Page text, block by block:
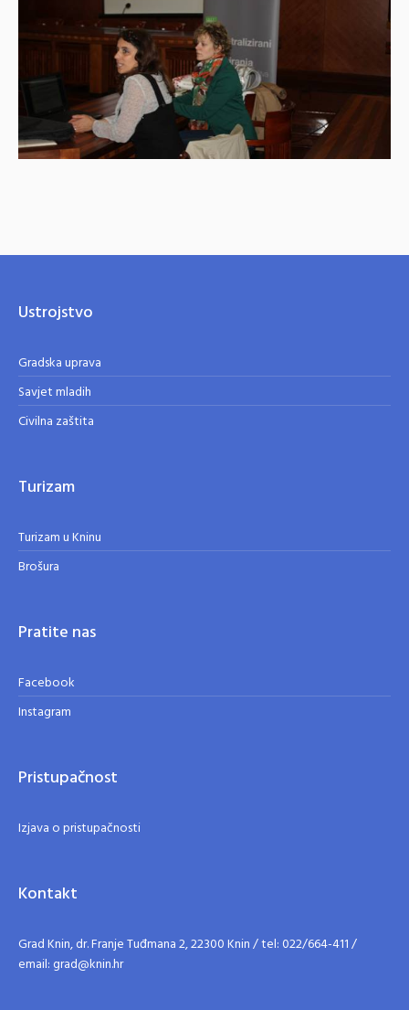
Ustrojstvo
Gradska uprava
Savjet mladih
Civilna zaštita
Turizam
Turizam u Kninu
Brošura
Pratite nas
Facebook
Instagram
Pristupačnost
Izjava o pristupačnosti
Kontakt
Grad Knin, dr. Franje Tuđmana 2, 22300 Knin / tel: 022/664-411 /
email: grad@knin.hr